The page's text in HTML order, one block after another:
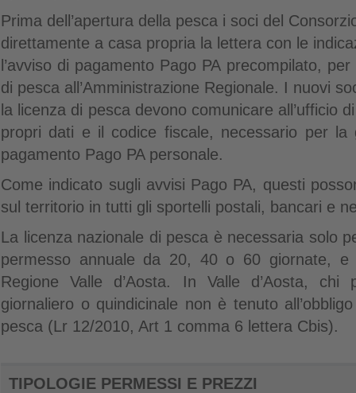
Prima dell’apertura della pesca i soci del
direttamente a casa propria la lettera con le
l’avviso di pagamento Pago PA precompilato,
di pesca all’Amministrazione Regionale. I nuovi
la licenza di pesca devono comunicare all’ufficio
propri dati e il codice fiscale, necessario per la
pagamento Pago PA personale.
Come indicato sugli avvisi Pago PA, questi
sul territorio in tutti gli sportelli postali, bancari e
La licenza nazionale di pesca è necessaria solo
permesso annuale da 20, 40 o 60 giornate,
Regione Valle d’Aosta. In Valle d’Aosta,
giornaliero o quindicinale non è tenuto
pesca (Lr 12/2010, Art 1 comma 6 lettera Cbis).
TIPOLOGIE PERMESSI E PREZZI